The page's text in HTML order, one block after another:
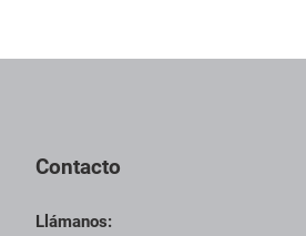
Contacto
Llámanos: